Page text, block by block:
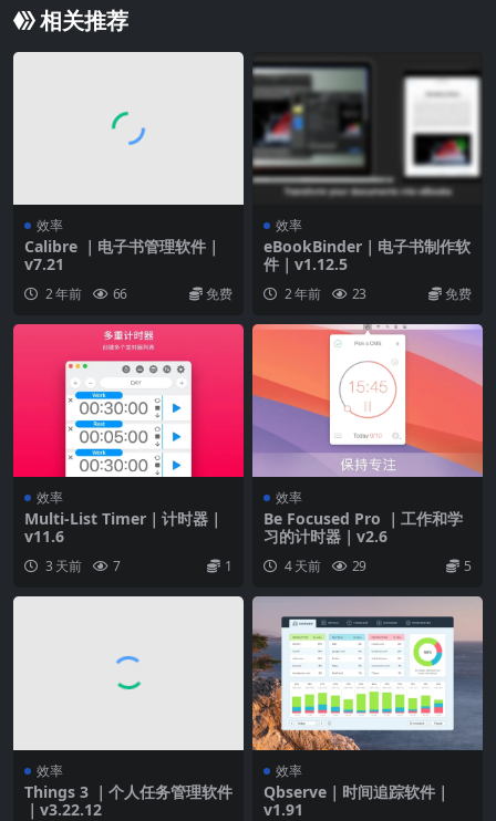
相关推荐
效率
Calibre ｜电子书管理软件｜
v7.21
2 年前 66 免费
效率
eBookBinder｜电子书制作软
件｜v1.12.5
2 年前 23 免费
效率
Multi-List Timer｜计时器｜
v11.6
3 天前 7 1
效率
Be Focused Pro ｜工作和学
习的计时器｜v2.6
4 天前 29 5
效率
Things 3 ｜个人任务管理软件
｜v3.22.12
效率
Qbserve｜时间追踪软件｜
v1.91